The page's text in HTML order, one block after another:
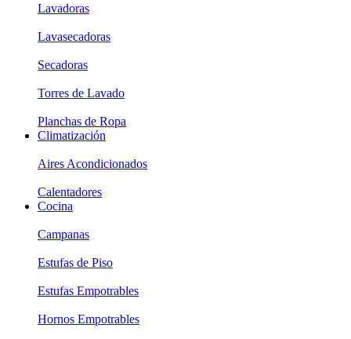
Lavadoras
Lavasecadoras
Secadoras
Torres de Lavado
Planchas de Ropa
Climatización
Aires Acondicionados
Calentadores
Cocina
Campanas
Estufas de Piso
Estufas Empotrables
Hornos Empotrables